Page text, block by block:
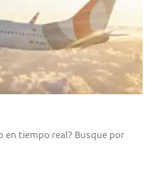
en tiempo real? Busque por